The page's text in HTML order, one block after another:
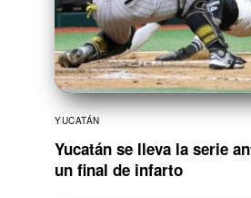
YUCATÁN
Yucatán se lleva la serie
un final de infarto